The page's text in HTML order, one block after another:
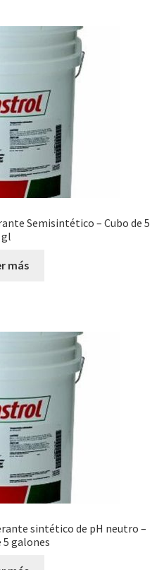
Semisintético – Cubo de 5
gl
más
sintético de pH neutro –
5 galones